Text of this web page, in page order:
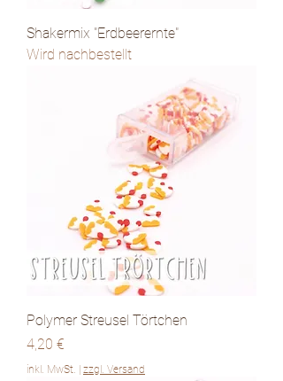
Shakermix "Erdbeerernte"
Wird nachbestellt
Polymer Streusel Törtchen
Preis
4,20 €
inkl. MwSt. | zzgl. Versand